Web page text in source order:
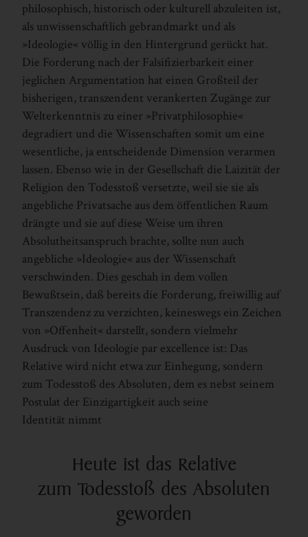
philosophisch, historisch oder kulturell abzuleiten ist,
als unwissenschaftlich gebrandmarkt und als
»Ideologie« völlig in den Hintergrund gerückt hat.
Die Forderung nach der Falsifizierbarkeit einer
jeglichen Argumentation hat einen Großteil der
bisherigen, transzendent verankerten Zugänge zur
Welterkenntnis zu einer »Privatphilosophie«
degradiert und die Wissenschaften somit um eine
wesentliche, ja entscheidende Dimension verarmen
lassen. Ebenso wie in der Gesellschaft die Laizität der
Religion den Todesstoß versetzte, weil sie sie als
angebliche Privatsache aus dem öffentlichen Raum
drängte und sie auf diese Weise um ihren
Absolutheitsanspruch brachte, sollte nun auch
angebliche »Ideologie« aus der Wissenschaft
verschwinden. Dies geschah in dem vollen
Bewußtsein, daß bereits die Forderung, freiwillig auf
Transzendenz zu verzichten, keineswegs ein Zeichen
von »Offenheit« darstellt, sondern vielmehr
Ausdruck von Ideologie par excellence ist: Das
Relative wird nicht etwa zur Einhegung, sondern
zum Todesstoß des Absoluten, dem es nebst seinem
Postulat der Einzigartigkeit auch seine
Identität nimmt
Heute ist das Relative
zum Todesstoß des Absoluten
geworden